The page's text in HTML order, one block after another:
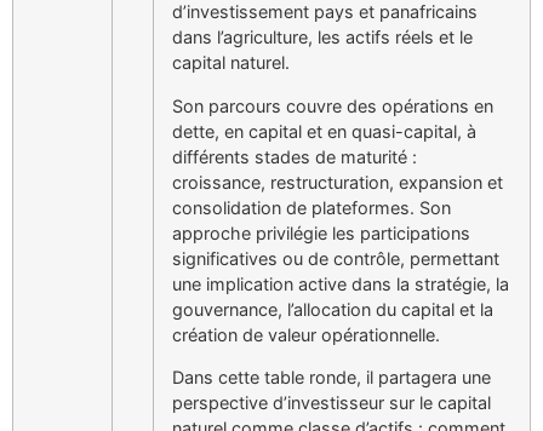
d’investissement pays et panafricains
dans l’agriculture, les actifs réels et le
capital naturel.
Son parcours couvre des opérations en
dette, en capital et en quasi-capital, à
différents stades de maturité :
croissance, restructuration, expansion et
consolidation de plateformes. Son
approche privilégie les participations
significatives ou de contrôle, permettant
une implication active dans la stratégie, la
gouvernance, l’allocation du capital et la
création de valeur opérationnelle.
Dans cette table ronde, il partagera une
perspective d’investisseur sur le capital